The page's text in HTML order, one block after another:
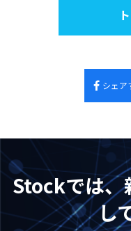
シェア
Stockでは、
し